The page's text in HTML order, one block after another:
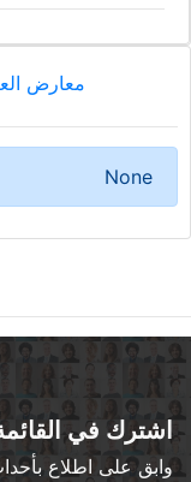
معارض
None
اشترك في
وابق على اطلاع